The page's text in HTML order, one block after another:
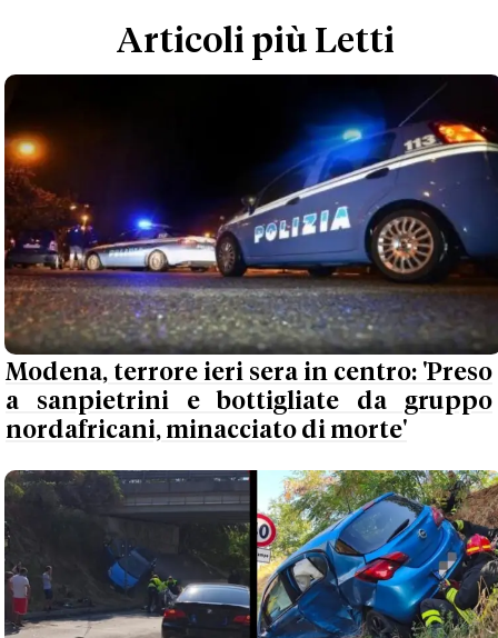
Articoli più Letti
Modena, terrore ieri sera in centro: 'Preso
a sanpietrini e bottigliate da gruppo
nordafricani, minacciato di morte'